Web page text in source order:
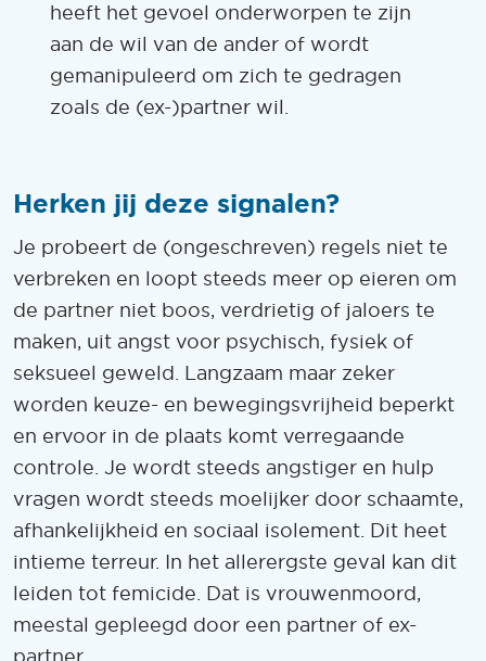
heeft het gevoel onderworpen te zijn
aan de wil van de ander of wordt
gemanipuleerd om zich te gedragen
zoals de (ex-)partner wil.
Herken jij deze signalen?
Je probeert de (ongeschreven) regels niet te
verbreken en loopt steeds meer op eieren om
de partner niet boos, verdrietig of jaloers te
maken, uit angst voor psychisch, fysiek of
seksueel geweld. Langzaam maar zeker
worden keuze- en bewegingsvrijheid beperkt
en ervoor in de plaats komt verregaande
controle. Je wordt steeds angstiger en hulp
vragen wordt steeds moelijker door schaamte,
afhankelijkheid en sociaal isolement. Dit heet
intieme terreur. In het allerergste geval kan dit
leiden tot femicide. Dat is vrouwenmoord,
meestal gepleegd door een partner of ex-